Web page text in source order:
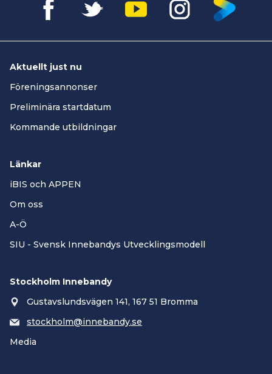
Aktuellt just nu
Föreningsannonser
Preliminära startdatum
Kommande utbildningar
Länkar
iBIS och APPEN
Om oss
A-Ö
SIU - Svensk Innebandys Utvecklingsmodell
Stockholm Innebandy
Gustavslundsvägen 141, 167 51 Bromma
stockholm@innebandy.se
Media